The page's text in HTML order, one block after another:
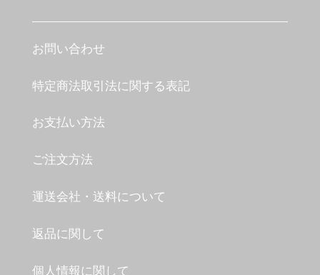
お問い合わせ
特定商法取引法に関する表記
お支払い方法
ご注文方法
運送会社・送料について
返品に関して
個人情報に関して